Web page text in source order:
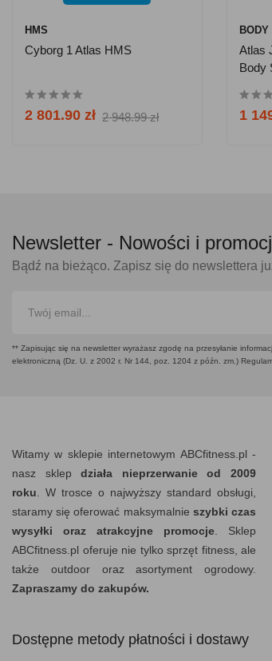
HMS
Cyborg 1 Atlas HMS
2 801.90 zł 2 948.99 zł
Atlas
Body
1
Newsletter - Nowości i
Bądź na bieżąco. Zapisz się do newslettera
** Zapisując się na newsletter wyrażasz zgodę na przesyłanie
elektroniczną (Dz. U. z 2002 r. Nr 144, poz. 1204 z późn. zm.)
Witamy w sklepie internetowym ABCfitness.pl -
nasz sklepdziała nieprzerwanie od 2009
roku . W trosce o najwyższy standard obsługi,
staramy się oferować maksymalnie szybki czas
wysyłki oraz atrakcyjne promocje . Sklep
ABCfitness.pl oferuje nie tylko sprzęt fitness, ale
także outdoor oraz asortyment ogrodowy.
Zapraszamy do zakupów.
Dostępne metody płatności i dostawy